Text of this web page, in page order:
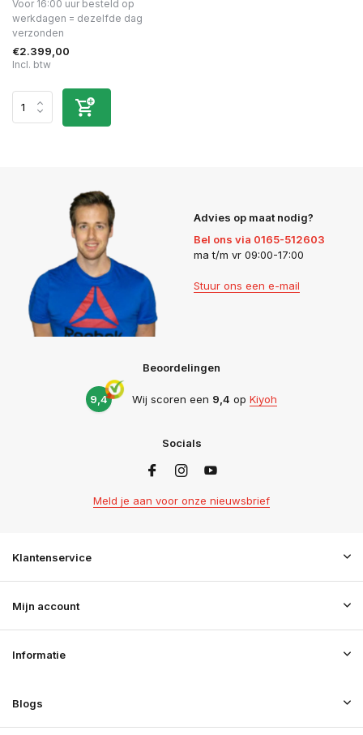
Voor 16:00 uur besteld op
werkdagen = dezelfde dag
verzonden
€2.399,00
Incl. btw
Advies op maat nodig?
Bel ons via 0165-512603
ma t/m vr 09:00-17:00
Stuur ons een e-mail
Beoordelingen
9,4 Wij scoren een 9,4 op Kiyoh
Socials
Meld je aan voor onze nieuwsbrief
Klantenservice
Mijn account
Informatie
Blogs